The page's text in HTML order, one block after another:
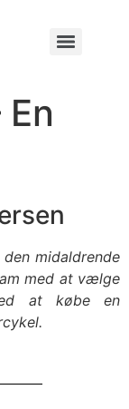
midaldrende
med at vælge
at købe en